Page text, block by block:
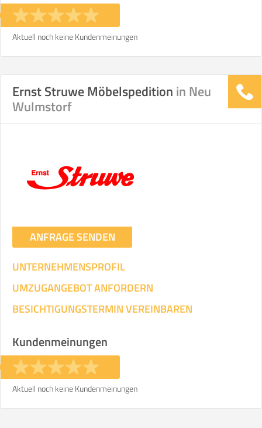
Aktuell noch keine Kundenmeinungen
Ernst Struwe Möbelspedition in Neu
Wulmstorf
ANFRAGE SENDEN
UNTERNEHMENSPROFIL
UMZUGANGEBOT ANFORDERN
BESICHTIGUNGSTERMIN VEREINBAREN
Kundenmeinungen
Aktuell noch keine Kundenmeinungen